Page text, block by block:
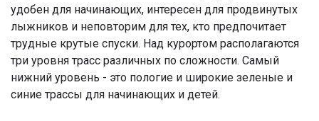
удобен для начинающих, интересен для продвинутых
лыжников и неповторим для тех, кто предпочитает
трудные крутые спуски. Над курортом располагаются
три уровня трасс различных по сложности. Самый
нижний уровень - это пологие и широкие зеленые и
синие трассы для начинающих и детей.